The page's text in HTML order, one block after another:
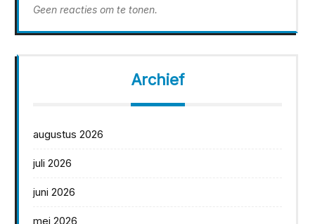
Geen reacties om te tonen.
Archief
augustus 2026
juli 2026
juni 2026
mei 2026